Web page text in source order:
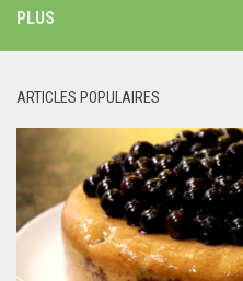
PLUS
ARTICLES POPULAIRES